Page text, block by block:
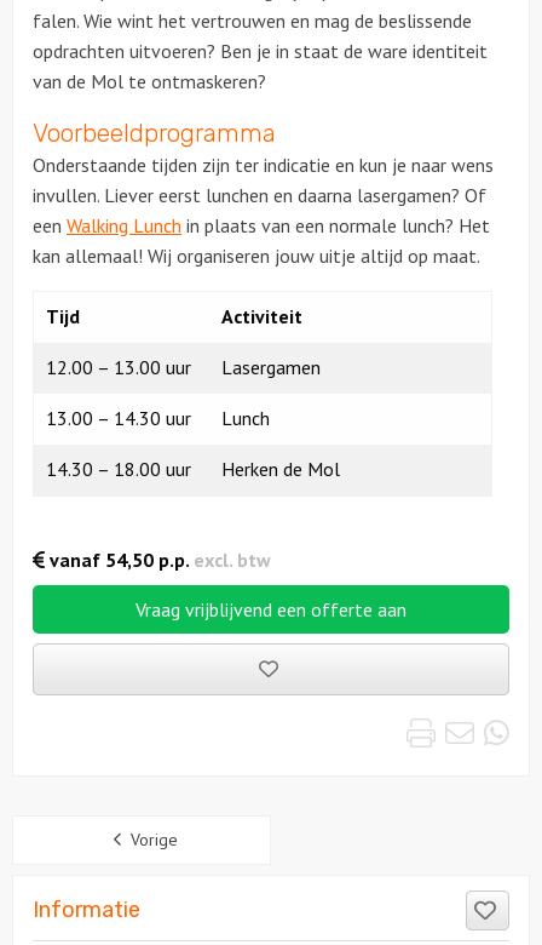
falen. Wie wint het vertrouwen en mag de beslissende
opdrachten uitvoeren? Ben je in staat de ware identiteit
van de Mol te ontmaskeren?
Voorbeeldprogramma
Onderstaande tijden zijn ter indicatie en kun je naar wens
invullen. Liever eerst lunchen en daarna lasergamen? Of
een Walking Lunch in plaats van een normale lunch? Het
kan allemaal! Wij organiseren jouw uitje altijd op maat.
Tijd Activiteit
12.00 – 13.00 uur Lasergamen
13.00 – 14.30 uur Lunch
14.30 – 18.00 uur Herken de Mol
Vraag vrijblijvend een offerte aan
uitjes
vanaf 54,50 p.p. excl. btw
Print
Vorige
Informatie